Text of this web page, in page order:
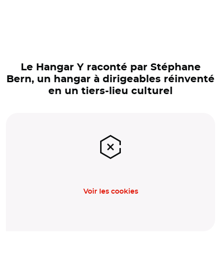
Le Hangar Y raconté par Stéphane
Bern, un hangar à dirigeables réinventé
en un tiers-lieu culturel
Voir les cookies